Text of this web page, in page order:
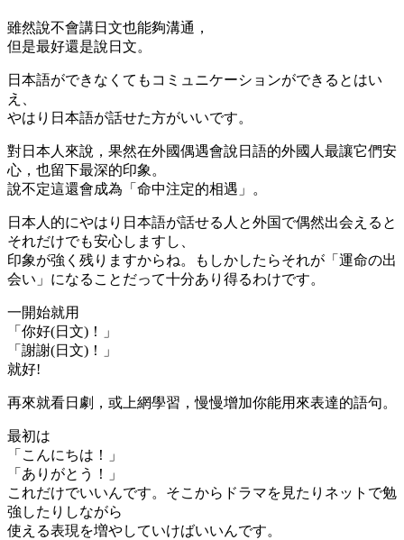
雖然說不會講日文也能夠溝通，
但是最好還是說日文。
日本語ができなくてもコミュニケーションができるとはい
え、
やはり日本語が話せた方がいいです。
對日本人來說，果然在外國偶遇會說日語的外國人最讓它們安
心，也留下最深的印象。
說不定這還會成為 「命中注定的相遇」 。
日本人的にやはり日本語が話せる人と外国で偶然出会えると
それだけでも安心しますし、
印象が強く残りますからね。もしかしたらそれが「運命の出
会い」になることだって十分あり得るわけです。
一開始就用
「你好(日文)！」
「謝謝(日文)！」
就好!
再來就看日劇，或上網學習，慢慢增加你能用來表達的語句。
最初は
「こんにちは！」
「ありがとう！」
これだけでいいんです。そこからドラマを見たりネットで勉
強したりしながら
使える表現を増やしていけばいいんです。